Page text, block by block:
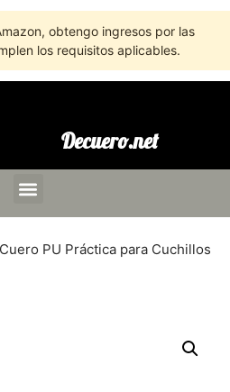
obtengo ingresos por las
los requisitos aplicables.
Decuero.net
PU Práctica para Cuchillos